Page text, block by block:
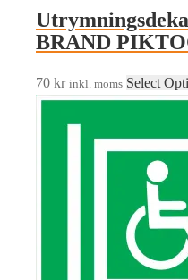
BRAND
70 kr inkl. moms Select